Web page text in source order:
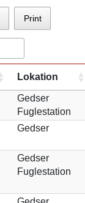
Print
Lokation
Gedser
Fuglestation
Gedser
Gedser
Fuglestation